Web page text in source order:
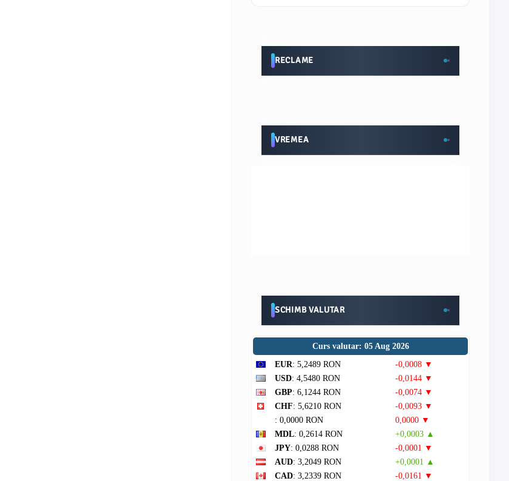
RECLAME
VREMEA
SCHIMB VALUTAR
Curs valutar: 05 Aug 2026
EUR: 5,2489 RON
-0,0008 ▼
USD: 4,5480 RON
-0,0144 ▼
GBP: 6,1244 RON
-0,0074 ▼
CHF: 5,6210 RON
-0,0093 ▼
: 0,0000 RON
0,0000 ▼
MDL: 0,2614 RON
+0,0003 ▲
JPY: 0,0288 RON
-0,0001 ▼
AUD: 3,2049 RON
+0,0001 ▲
CAD: 3,2339 RON
-0,0161 ▼